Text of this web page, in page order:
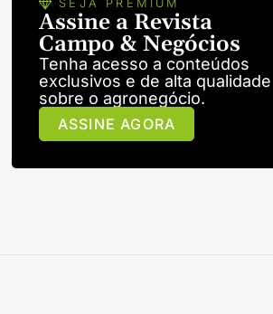
SEJA PREMIUM
Assine a Revista
Campo & Negócios
Tenha acesso a conteúdos
exclusivos e de alta qualidade
sobre o agronegócio.
ASSINE AGORA